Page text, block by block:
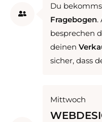
Du
Fragebogen.
besprechen
deinen
sicher, dass
Mittwoch